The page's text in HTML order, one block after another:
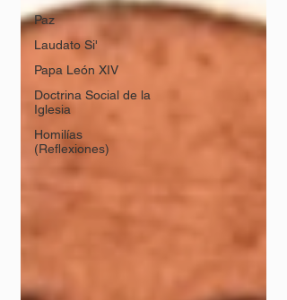
Paz
Laudato Si'
Papa León XIV
Doctrina Social de la
Iglesia
Homilías
(Reflexiones)